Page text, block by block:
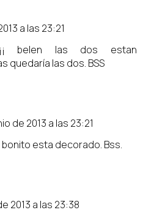
a las 23:21
belen las dos estan
quedaría las dos. BSS
de 2013 a las 23:21
esta decorado. Bss.
2013 a las 23:38